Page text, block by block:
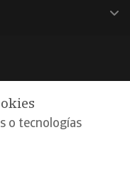
o tecnologías